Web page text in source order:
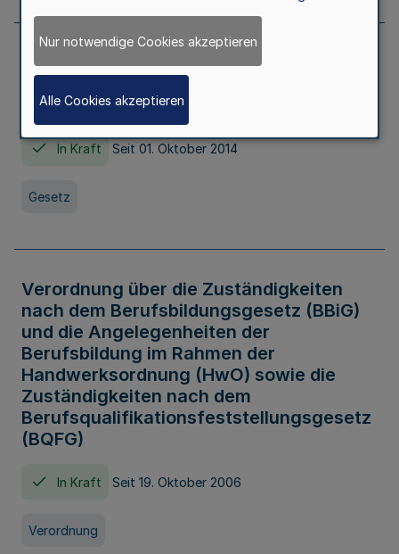
Gesetz über die Hochschulen des Landes
Nordrhein-Westfalen (Hochschulgesetz -
HG)
In Kraft Seit 01. Oktober 2014
Gesetz
Verordnung über die Zuständigkeiten
nach dem Berufsbildungsgesetz (BBiG)
und die Angelegenheiten der
Berufsbildung im Rahmen der
Handwerksordnung (HwO) sowie die
Zuständigkeiten nach dem
Berufsqualifikationsfeststellungsgesetz
(BQFG)
In Kraft Seit 19. Oktober 2006
Verordnung
Nur notwendige Cookies akzeptieren
Alle Cookies akzeptieren